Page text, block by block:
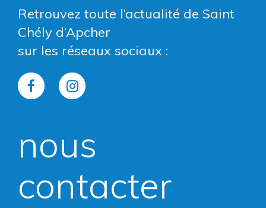
Retrouvez toute l’actualité de Saint
Chély d’Apcher
sur les réseaux sociaux :
Lien
le
Facebook
Lien
le
Instagram
nous
contacter